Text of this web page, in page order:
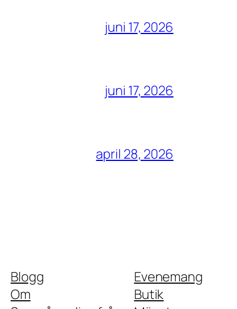
juni 17, 2026
juni 17, 2026
april 28, 2026
Blogg
Om
Evenemang
Butik